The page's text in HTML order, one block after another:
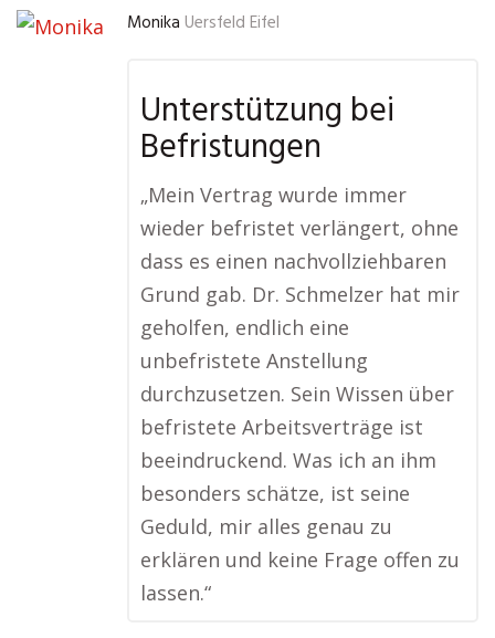
Monika Uersfeld Eifel
Unterstützung bei
Befristungen
„Mein Vertrag wurde immer
wieder befristet verlängert, ohne
dass es einen nachvollziehbaren
Grund gab. Dr. Schmelzer hat mir
geholfen, endlich eine
unbefristete Anstellung
durchzusetzen. Sein Wissen über
befristete Arbeitsverträge ist
beeindruckend. Was ich an ihm
besonders schätze, ist seine
Geduld, mir alles genau zu
erklären und keine Frage offen zu
lassen.“